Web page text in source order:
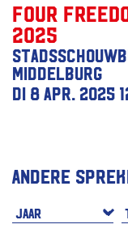
Four
2025
Middelburg
di 8 apr. 2025
Andere